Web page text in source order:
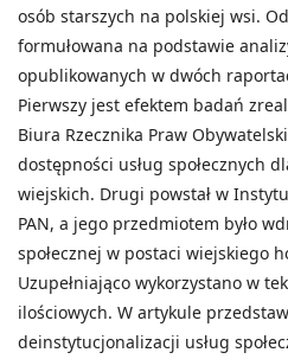
osób starszych na polskiej wsi.
formułowana na podstawie
opublikowanych w dwóch
Pierwszy jest efektem badań
Biura Rzecznika Praw
dostępności usług społecznych
wiejskich. Drugi powstał w
PAN, a jego przedmiotem było
społecznej w postaci wiejskiego
Uzupełniająco wykorzystano w
ilościowych. W artykule
deinstytucjonalizacji usług